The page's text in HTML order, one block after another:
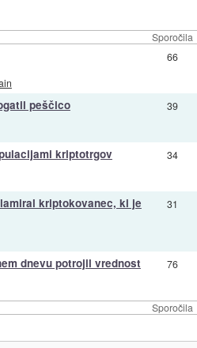
Sporočila
Sporočila
66
peščico 39
kriptotrgov 34
kriptokovanec, ki je 31
dnevu potrojil vrednost 76